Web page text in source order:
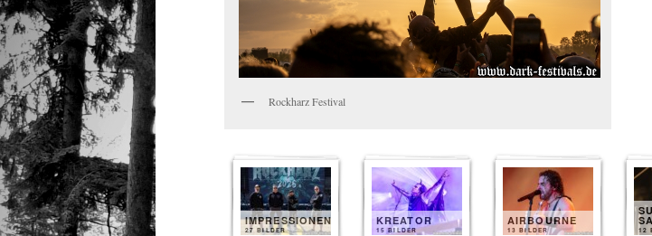
Rockharz Festival
IMPRESSIONEN
27 BILDER
KREATOR
15 BILDER
AIRBOURNE
13 BILDER 12